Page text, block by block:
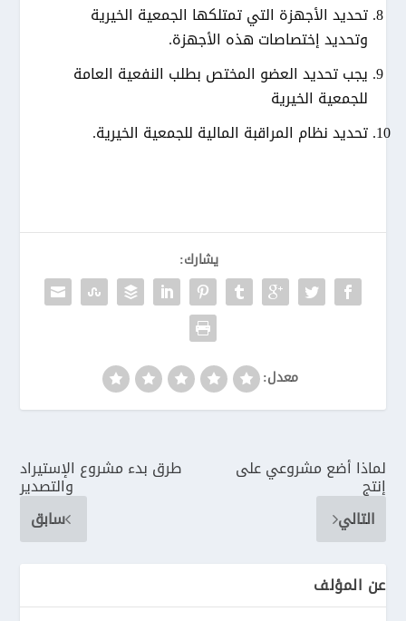
تحديد الأجهزة التي تمتلكها الجمعية الخيرية
وتحديد إختصاصات هذه الأجهزة.
يجب تحديد العضو المختص بطلب النفعية العامة
للجمعية الخيرية
تحديد نظام المراقبة المالية للجمعية الخيرية.
يشارك:
معدل:
طرق بدء مشروع الإستيراد
والتصدير
سابق
لماذا أضع مشروعي على
إنتج
التالي
عن المؤلف